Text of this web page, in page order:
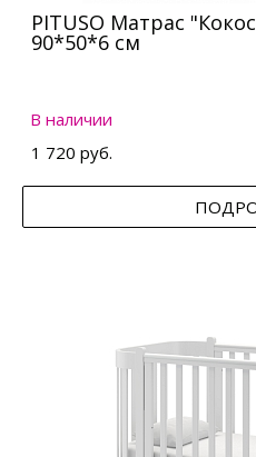
PITUSO Матрас
90*50*6 см
В наличии
1 720 руб.